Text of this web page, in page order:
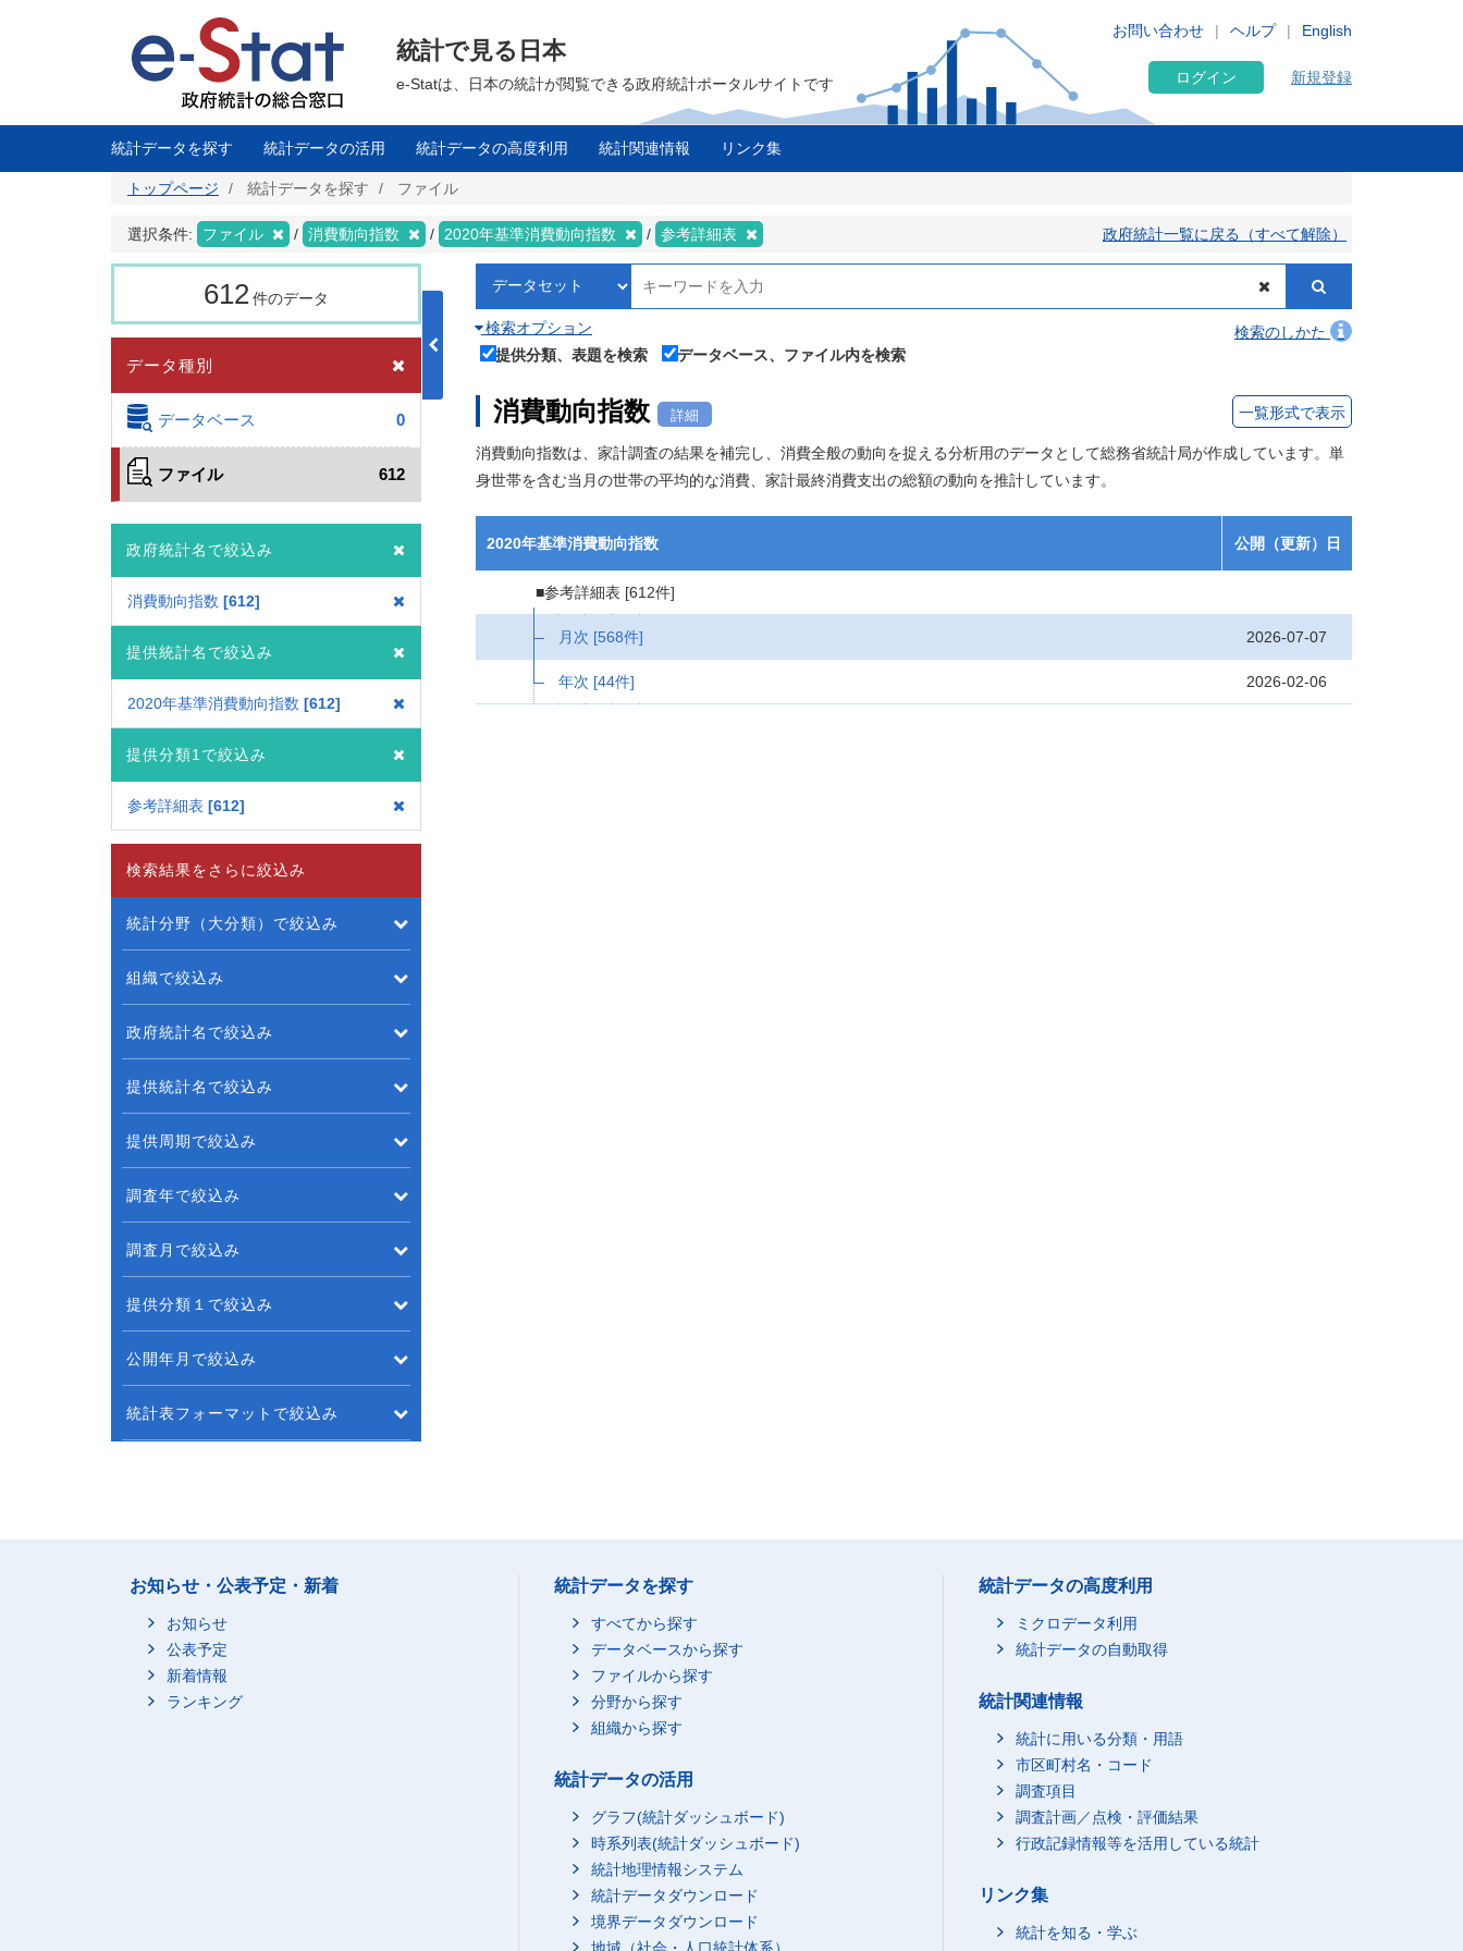
に
English
お問い合わせ ヘルプ
統計で見る日本
e-Statは、日本の統計が閲覧できる政府統計ポータルサイトです ログイン 新規登録
統計データを探す 統計データの活用 統計データの高度利用 統計関連情報 リンク集
トップページ 統計データを探す ファイル
選択条件: ファイル 消費動向指数 2020年基準消費動向指数 参考詳細表 政府統計一覧に戻る（すべて解除）
612件のデータ
データ種別
データベース 0
ファイル 612
政府統計名で絞込み
消費動向指数 612
提供統計名で絞込み
2020年基準消費動向指数 612
提供分類1で絞込み
参考詳細表 612
検索オプション
検索のしかた
提供分類、表題を検索
データベース、ファイル内を検索
消費動向指数 詳細 一覧形式で表示
消費動向指数は、家計調査の結果を補完し、消費全般の動向を捉える分析用のデータとして総務省統計局が作成しています。単
身世帯を含む当月の世帯の平均的な消費、家計最終消費支出の総額の動向を推計しています。
2020年基準消費動向指数 公開（更新）日
■参考詳細表 [612件]
月次 [568件] 2026-07-07
年次 [44件] 2026-02-06
検索結果をさらに絞込み
統計分野（大分類）で絞込み
組織で絞込み
政府統計名で絞込み
提供統計名で絞込み
提供周期で絞込み
調査年で絞込み
調査月で絞込み
提供分類１で絞込み
公開年月で絞込み
統計表フォーマットで絞込み
お知らせ・公表予定・新着
お知らせ
公表予定
新着情報
ランキング
統計データを探す
すべてから探す
データベースから探す
ファイルから探す
分野から探す
組織から探す
統計データの活用
グラフ(統計ダッシュボード)
時系列表(統計ダッシュボード)
統計地理情報システム
統計データダウンロード
境界データダウンロード
統計データの高度利用
ミクロデータ利用
統計データの自動取得
統計関連情報
統計に用いる分類・用語
市区町村名・コード
調査項目
調査計画／点検・評価結果
行政記録情報等を活用している統計
リンク集
統計を知る・学ぶ